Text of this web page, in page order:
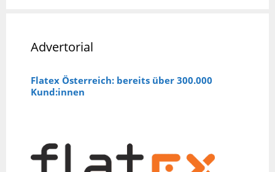
Advertorial
Flatex Österreich: bereits über 300.000
Kund:innen